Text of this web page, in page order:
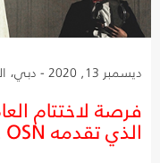
ديسمبر 13, 2020 - دبي، الإمارات العربية المتحدة
فرصة لاختتام
الذي تقدمه OSN خلال شهر ديسمبر